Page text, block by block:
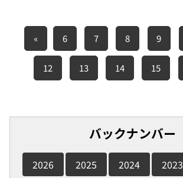
« 6 7 8 9
12 13 14 15
バックナンバー
2026 2025 2024 2023